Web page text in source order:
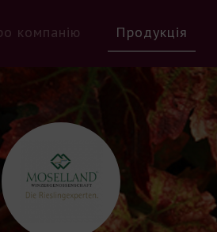
компанію Продукція